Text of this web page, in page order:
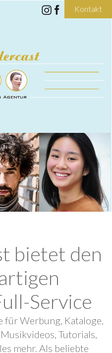
Kontakt
bietet den
Service
Werbung, Kataloge,
Tutorials,
mehr. Als beliebte